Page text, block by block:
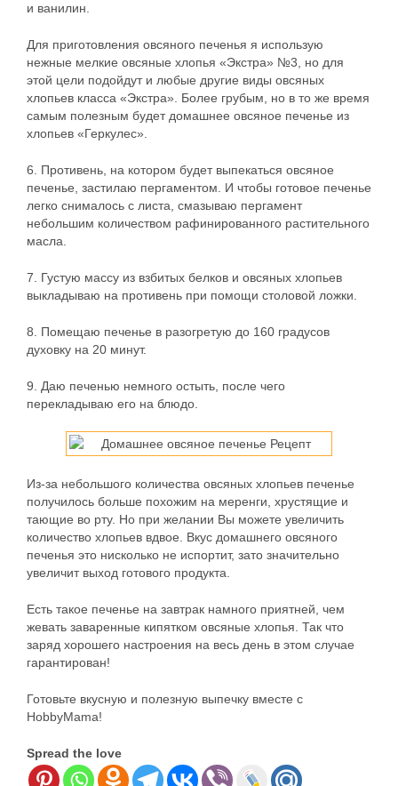
и ванилин.
Для приготовления овсяного печенья я использую
нежные мелкие овсяные хлопья «Экстра» №3, но для
этой цели подойдут и любые другие виды овсяных
хлопьев класса «Экстра». Более грубым, но в то же время
самым полезным будет домашнее овсяное печенье из
хлопьев «Геркулес».
6. Противень, на котором будет выпекаться овсяное
печенье, застилаю пергаментом. И чтобы готовое печенье
легко снималось с листа, смазываю пергамент
небольшим количеством рафинированного растительного
масла.
7. Густую массу из взбитых белков и овсяных хлопьев
выкладываю на противень при помощи столовой ложки.
8. Помещаю печенье в разогретую до 160 градусов
духовку на 20 минут.
9. Даю печенью немного остыть, после чего
перекладываю его на блюдо.
Из-за небольшого количества овсяных хлопьев печенье
получилось больше похожим на меренги, хрустящие и
тающие во рту. Но при желании Вы можете увеличить
количество хлопьев вдвое. Вкус домашнего овсяного
печенья это нисколько не испортит, зато значительно
увеличит выход готового продукта.
Есть такое печенье на завтрак намного приятней, чем
жевать заваренные кипятком овсяные хлопья. Так что
заряд хорошего настроения на весь день в этом случае
гарантирован!
Готовьте вкусную и полезную выпечку вместе с
HobbyMama!
Spread the love